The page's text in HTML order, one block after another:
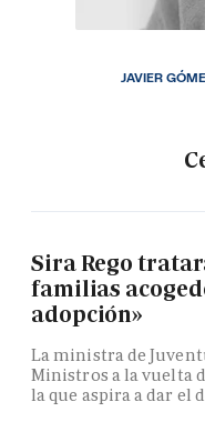
JAVIER
Sira Rego
familias
adopción»
La ministra de
Ministros a la vuelta
la que aspira a dar el